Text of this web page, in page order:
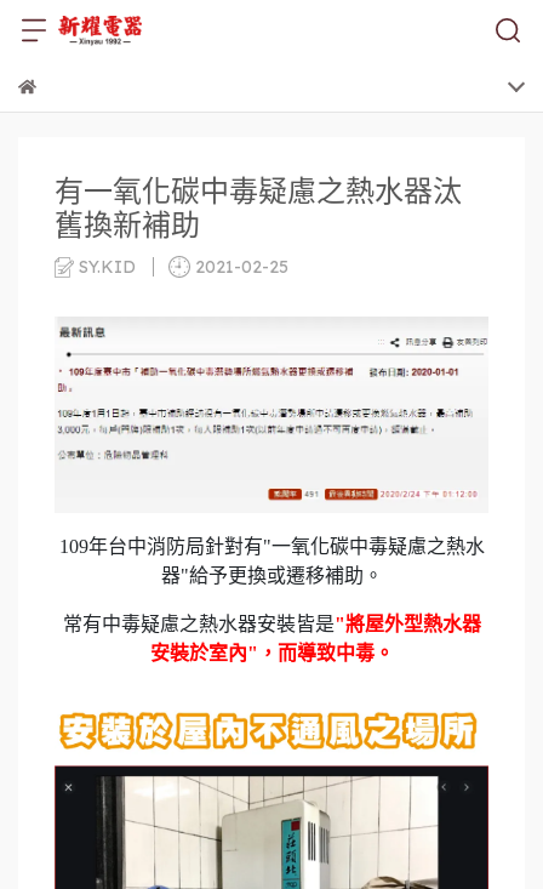
有一氧化碳中毒疑慮之熱水器汰
舊換新補助
SY.KID 2021-02-25
109年台中消防局針對有"一氧化碳中毒疑慮之熱水
器"給予更換或遷移補助。
常有中毒疑慮之熱水器安裝皆是"將屋外型熱水器
安裝於室內"，而導致中毒。